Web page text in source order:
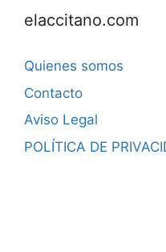
elaccitano.com
Quienes somos
Contacto
Aviso Legal
POLÍTICA DE